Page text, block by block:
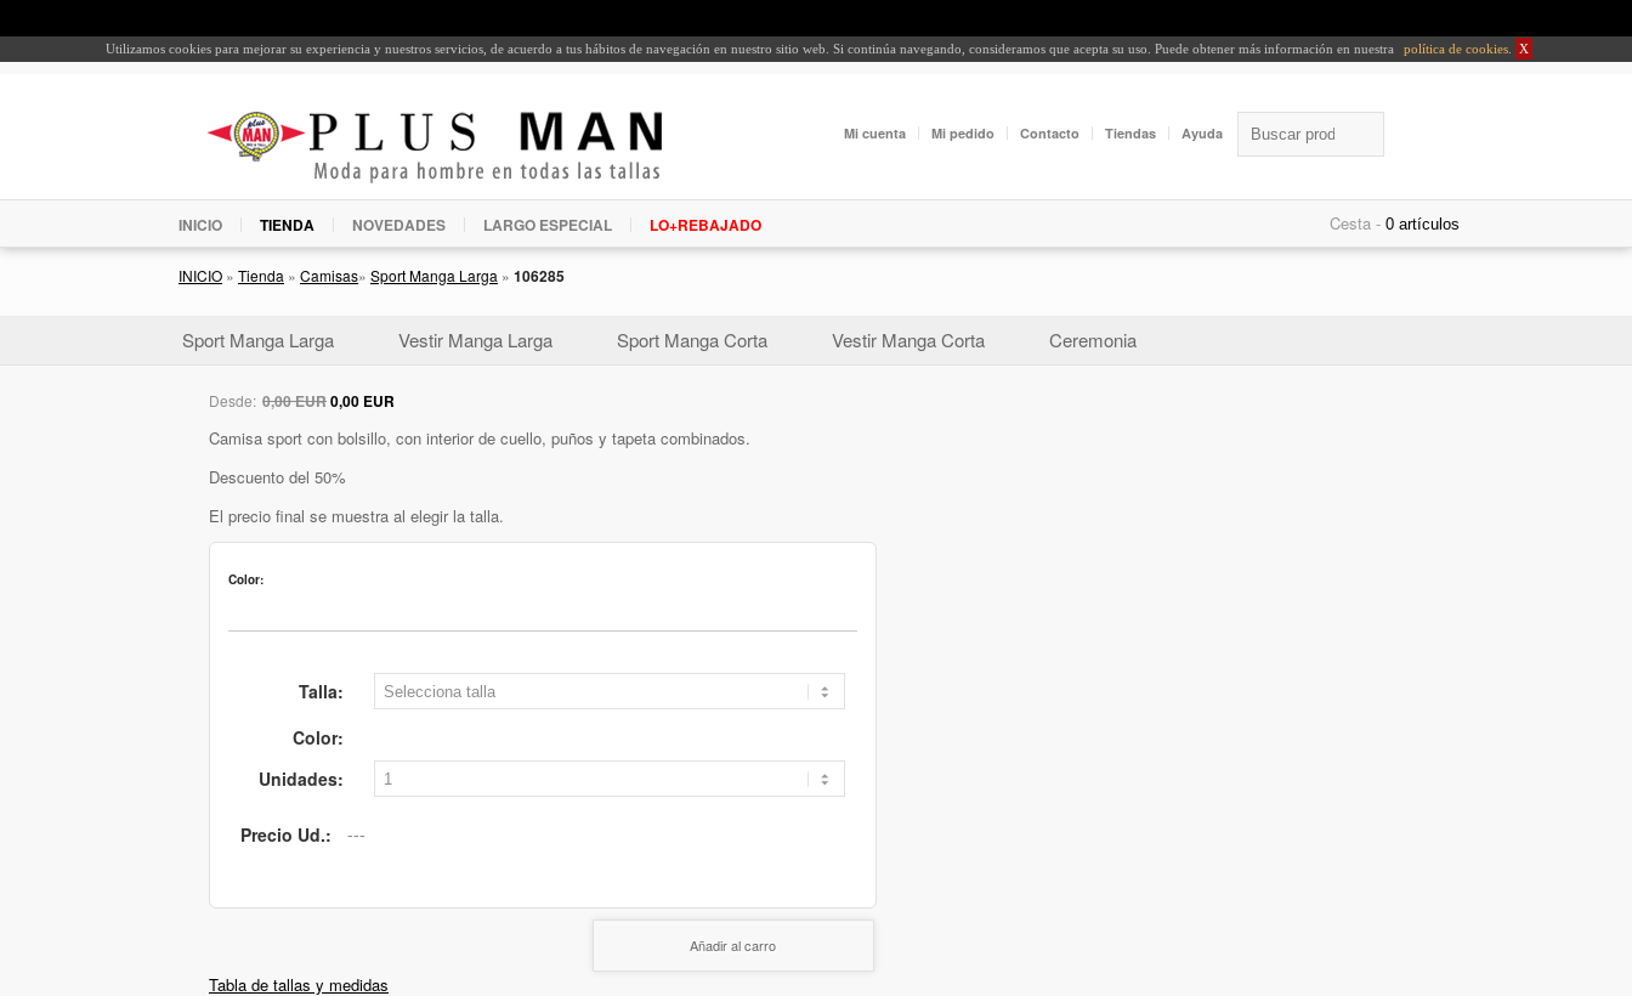
Utilizamos cookies para mejorar su experiencia y nuestros servicios, de acuerdo a tus hábitos de navegación en nuestro sitio web. Si continúa navegando, consideramos que acepta su uso. Puede obtener más información en nuestra política de cookies X
Mi cuenta Mi pedido Contacto Tiendas Ayuda
INICIO TIENDA NOVEDADES LARGO ESPECIAL LO+REBAJADO Cesta -
INICIO » Tienda » Camisas» Sport Manga Larga » 106285
Sport Manga Larga Vestir Manga Larga Sport Manga Corta Vestir Manga Corta Ceremonia
Desde: 0,00 EUR0,00 EUR
Camisa sport con bolsillo, con interior de cuello, puños y tapeta combinados.
Descuento del 50%
El precio final se muestra al elegir la talla.
Color:
Talla:
Color:
Unidades:
Precio Ud.:
Añadir al carro
Tabla de tallas y medidas